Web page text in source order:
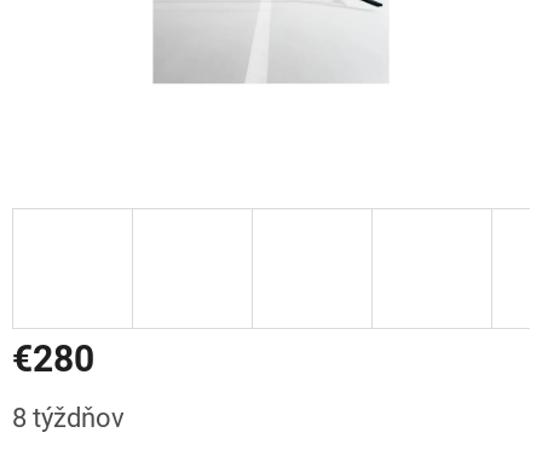
€280
cena:
8 týždňov